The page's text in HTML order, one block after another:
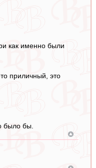
как именно были
приличный, это
было бы.